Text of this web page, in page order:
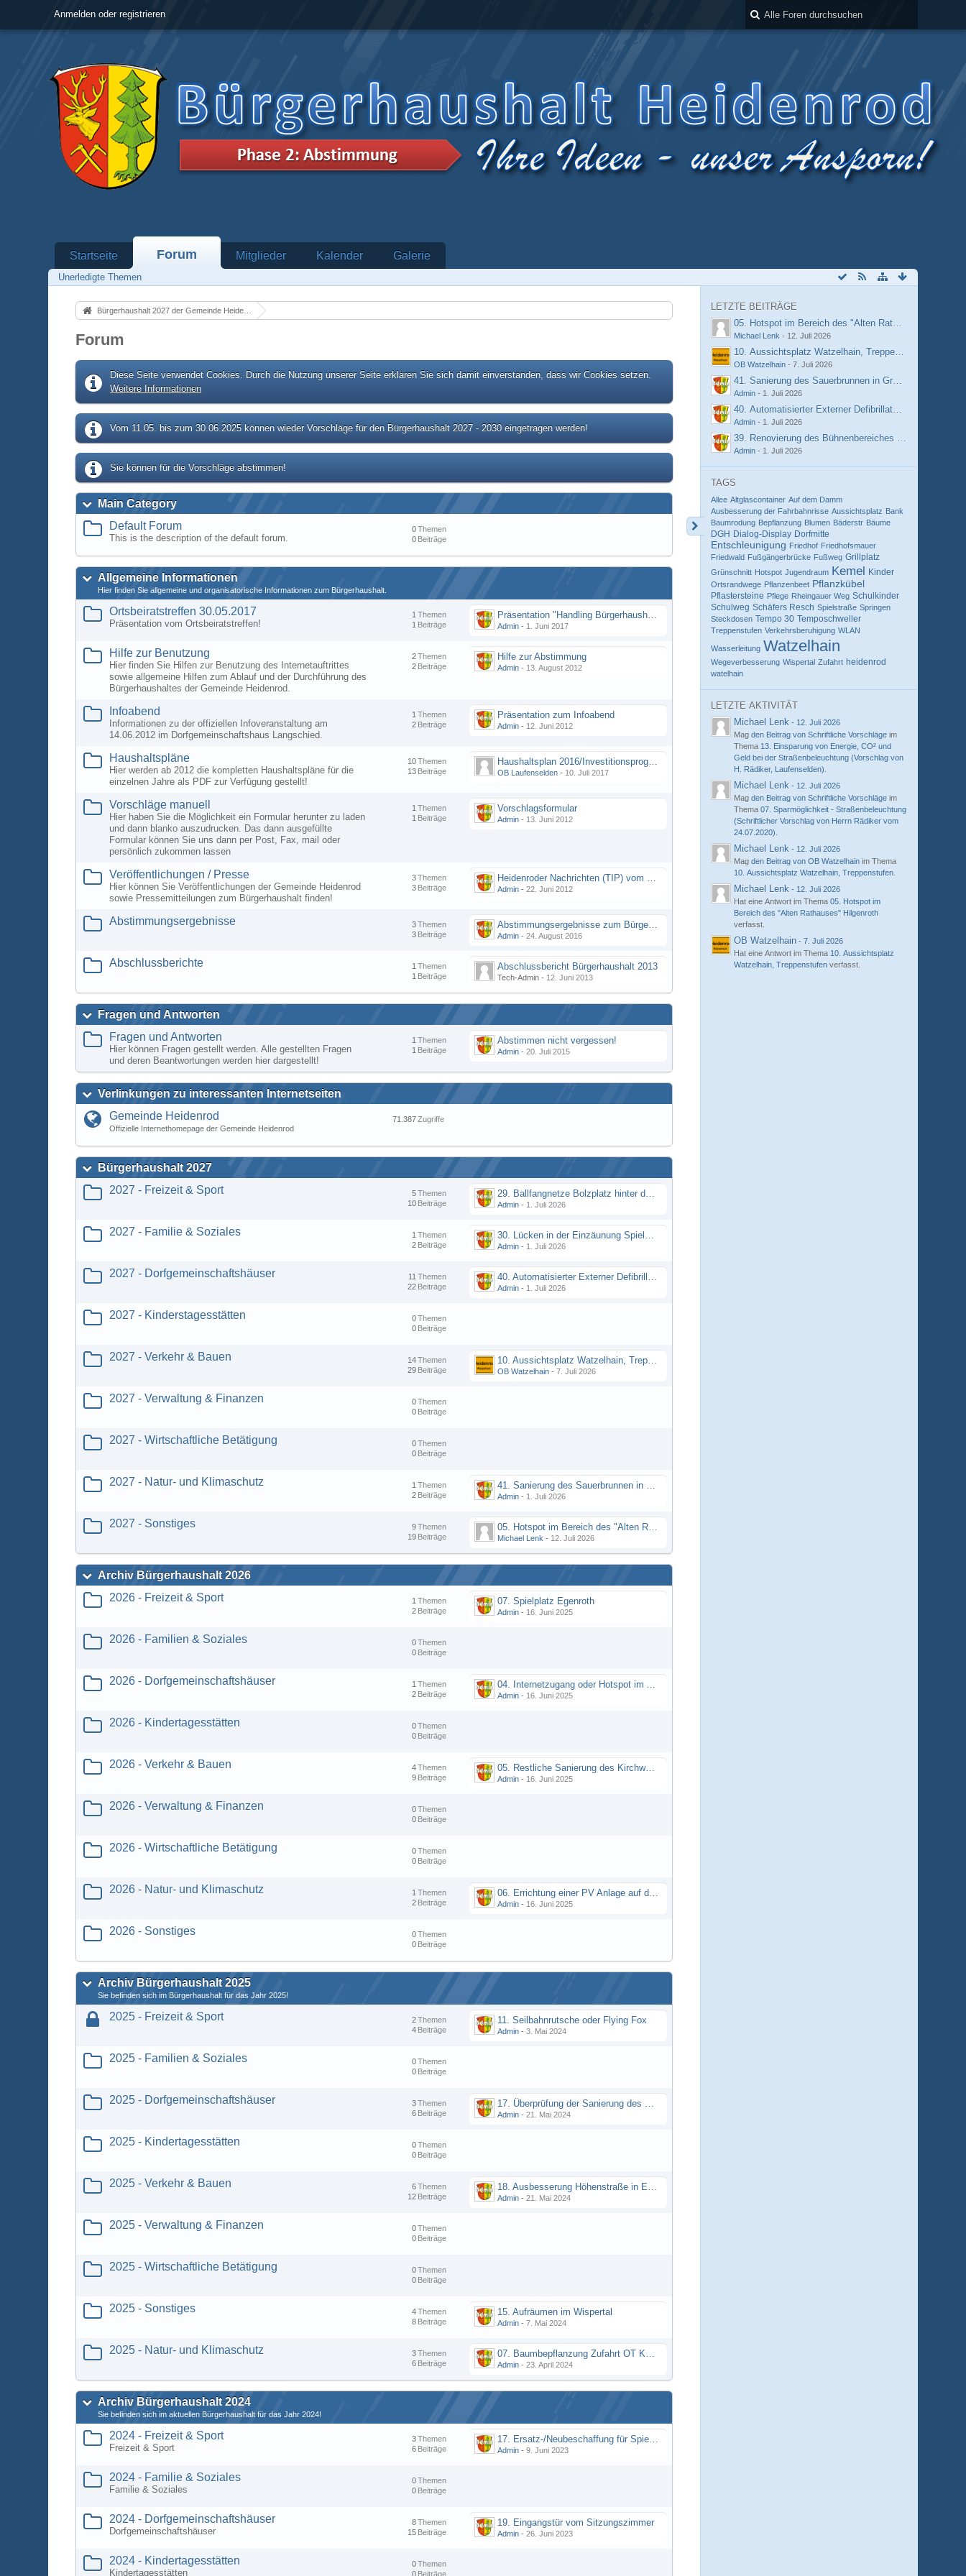
Anmelden oder registrieren
Startseite Forum Mitglieder Kalender Galerie
Unerledigte Themen
Bürgerhaushalt 2027 der Gemeinde Heidenrod
Forum
Diese Seite verwendet Cookies. Durch die Nutzung unserer Seite erklären Sie sich damit einverstanden, dass wir Cookies setzen.
Weitere Informationen
Vom 11.05. bis zum 30.06.2025 können wieder Vorschläge für den Bürgerhaushalt 2027 - 2030 eingetragen werden!
Sie können für die Vorschläge abstimmen!
Main Category
Default Forum
This is the description of the default forum.
Themen
0
Beiträge
0
Allgemeine Informationen
Hier finden Sie allgemeine und organisatorische Informationen zum Bürgerhaushalt.
Ortsbeiratstreffen 30.05.2017
Präsentation vom Ortsbeiratstreffen!
Themen
1
Beiträge
1
Präsentation "Handling Bürgerhaushalt"
Admin - 1. Juni 2017
Hilfe zur Benutzung
Hier finden Sie Hilfen zur Benutzung des Internetauftrittes
sowie allgemeine Hilfen zum Ablauf und der Durchführung des
Bürgerhaushaltes der Gemeinde Heidenrod.
Themen
2
Beiträge
2
Hilfe zur Abstimmung
Admin - 13. August 2012
Infoabend
Informationen zu der offiziellen Infoveranstaltung am
14.06.2012 im Dorfgemeinschaftshaus Langschied.
Themen
1
Beiträge
2
Präsentation zum Infoabend
Admin - 12. Juni 2012
Haushaltspläne
Hier werden ab 2012 die kompletten Haushaltspläne für die
einzelnen Jahre als PDF zur Verfügung gestellt!
Themen
10
Beiträge
13
Haushaltsplan 2016/Investitionsprogramm 2015 bis 2019
OB Laufenselden - 10. Juli 2017
Vorschläge manuell
Hier haben Sie die Möglichkeit ein Formular herunter zu laden
und dann blanko auszudrucken. Das dann ausgefüllte
Formular können Sie uns dann per Post, Fax, mail oder
persönlich zukommen lassen
Themen
1
Beiträge
1
Vorschlagsformular
Admin - 13. Juni 2012
Veröffentlichungen / Presse
Hier können Sie Veröffentlichungen der Gemeinde Heidenrod
sowie Pressemitteilungen zum Bürgerhaushalt finden!
Themen
3
Beiträge
3
Heidenroder Nachrichten (TIP) vom 07.06.2012
Admin -22. Juni 2012
Abstimmungsergebnisse Themen
3
Beiträge
3
Abstimmungsergebnisse zum Bürgerhaushalt 2015
Admin -24. August 2016
Abschlussberichte Themen
1
Beiträge
1
Abschlussbericht Bürgerhaushalt 2013
Tech-Admin - 12. Juni 2013
Fragen und Antworten
Fragen und Antworten
Hier können Fragen gestellt werden. Alle gestellten Fragen
und deren Beantwortungen werden hier dargestellt!
Themen
1
Beiträge
1
Abstimmen nicht vergessen!
Admin -20. Juli 2015
Verlinkungen zu interessanten Internetseiten
Gemeinde Heidenrod
Offizielle Internethomepage der Gemeinde Heidenrod
Zugriffe
71.387
Bürgerhaushalt 2027
2027 - Freizeit & Sport
Themen
5
Beiträge
10
29. Ballfangnetze Bolzplatz hinter der Römerhalle Kemel
Admin - 1. Juli 2026
2027 - Familie & Soziales Themen
1
Beiträge
2
30. Lücken in der Einzäunung Spielplatz Römerhalle schließen
Admin - 1. Juli 2026
2027 - Dorfgemeinschaftshäuser Themen
11
Beiträge
22
40. Automatisierter Externer Defibrillator (AED) an der Eingangstür zum DGH - Grebenroth
Admin - 1. Juli 2026
2027 - Kinderstagesstätten Themen
0
Beiträge
0
2027 - Verkehr & Bauen Themen
14
Beiträge
29
10. Aussichtsplatz Watzelhain, Treppenstufen
OB Watzelhain -7. Juli 2026
2027 - Verwaltung & Finanzen Themen
0
Beiträge
0
2027 - Wirtschaftliche Betätigung Themen
0
Beiträge
0
2027 - Natur- und Klimaschutz Themen
1
Beiträge
2
41. Sanierung des Sauerbrunnen in Grebenroth
Admin - 1. Juli 2026
2027 - Sonstiges Themen
9
Beiträge
19
05. Hotspot im Bereich des "Alten Rathauses" Hilgenroth
Michael Lenk - 12. Juli 2026
Archiv Bürgerhaushalt 2026
2026 - Freizeit & Sport
Themen
1
Beiträge
2
07. Spielplatz Egenroth
Admin - 16. Juni 2025
2026 - Familien & Soziales Themen
0
Beiträge
0
2026 - Dorfgemeinschaftshäuser Themen
1
Beiträge
2
04. Internetzugang oder Hotspot im Alten Rathaus in Hilgenroth
Admin - 16. Juni 2025
2026 - Kindertagesstätten Themen
0
Beiträge
0
2026 - Verkehr & Bauen Themen
4
Beiträge
9
05. Restliche Sanierung des Kirchweges
Admin - 16. Juni 2025
2026 - Verwaltung & Finanzen Themen
0
Beiträge
0
2026 - Wirtschaftliche Betätigung Themen
0
Beiträge
0
2026 - Natur- und Klimaschutz Themen
1
Beiträge
2
06. Errichtung einer PV Anlage auf dem Dach des Dorfgemeinschaftshauses
Admin - 16. Juni 2025
2026 - Sonstiges Themen
0
Beiträge
0
Archiv Bürgerhaushalt 2025
Sie befinden sich im Bürgerhaushalt für das Jahr 2025!
2025 - Freizeit & Sport Themen
2
Beiträge
4
11. Seilbahnrutsche oder Flying Fox
Admin -3. Mai 2024
2025 - Familien & Soziales Themen
0
Beiträge
0
2025 - Dorfgemeinschaftshäuser Themen
3
Beiträge
6
17. Überprüfung der Sanierung des Dorfgemeinschaftshauses in Egenroth
Admin -21. Mai 2024
2025 - Kindertagesstätten Themen
0
Beiträge
0
2025 - Verkehr & Bauen Themen
6
Beiträge
12
18. Ausbesserung Höhenstraße in Egenroth
Admin -21. Mai 2024
2025 - Verwaltung & Finanzen Themen
0
Beiträge
0
2025 - Wirtschaftliche Betätigung Themen
0
Beiträge
0
2025 - Sonstiges Themen
4
Beiträge
8
15. Aufräumen im Wispertal
Admin -7. Mai 2024
2025 - Natur- und Klimaschutz Themen
3
Beiträge
6
07. Baumbepflanzung Zufahrt OT Kemel
Admin -23. April 2024
Archiv Bürgerhaushalt 2024
Sie befinden sich im aktuellen Bürgerhaushalt für das Jahr 2024!
2024 - Freizeit & Sport
Freizeit & Sport
Themen
3
Beiträge
6
17. Ersatz-/Neubeschaffung für Spielgeräte auf dem Spielplatz am DGH
Admin -9. Juni 2023
2024 - Familie & Soziales
Familie & Soziales
Themen
0
Beiträge
0
2024 - Dorfgemeinschaftshäuser
Dorfgemeinschaftshäuser
Themen
8
Beiträge
15
19. Eingangstür vom Sitzungszimmer
Admin -26. Juni 2023
2024 - Kindertagesstätten
Kindertagesstätten
Themen
0
Beiträge
0
LETZTE BEITRÄGE
05. Hotspot im Bereich des "Alten Rathauses"
Michael Lenk - 12. Juli 2026
10. Aussichtsplatz Watzelhain, Treppenstufen
OB Watzelhain -7. Juli 2026
41. Sanierung des Sauerbrunnen in Grebenroth
Admin - 1. Juli 2026
40. Automatisierter Externer Defibrillator (AED) an der
Admin - 1. Juli 2026
39. Renovierung des Bühnenbereiches im DGH -
Admin - 1. Juli 2026
TAGS
Allee Altglascontainer Auf dem Damm
Ausbesserung der Fahrbahnrisse Aussichtsplatz Bank
Baumrodung Bepflanzung Blumen Bäderstr Bäume
DGH Dialog-Display Dorfmitte
Entschleunigung Friedhof Friedhofsmauer
Friedwald Fußgängerbrücke Fußweg Grillplatz
Grünschnitt Hotspot Jugendraum Kemel Kinder
Ortsrandwege Pflanzenbeet Pflanzkübel
Pflastersteine Pflege Rheingauer Weg Schulkinder
Schulweg Schäfers Resch Spielstraße Springen
Steckdosen Tempo 30 Temposchweller
Treppenstufen Verkehrsberuhigung WLAN
Wasserleitung Watzelhain
Wegeverbesserung Wispertal Zufahrt heidenrod
watelhain
LETZTE AKTIVITÄT
Michael Lenk - 12. Juli 2026
Magden Beitrag vonSchriftliche Vorschläge im
Thema 13. Einsparung von Energie, CO² und
Geld bei der Straßenbeleuchtung (Vorschlag von
H. Rädiker, Laufenselden)
Michael Lenk - 12. Juli 2026
Magden Beitrag vonSchriftliche Vorschläge im
Thema07. Sparmöglichkeit - Straßenbeleuchtung
(Schriftlicher Vorschlag von Herrn Rädiker vom
24.07.2020)
Michael Lenk - 12. Juli 2026
Magden Beitrag vonOB Watzelhain im Thema
10. Aussichtsplatz Watzelhain, Treppenstufen
Michael Lenk - 12. Juli 2026
Hat eine Antwort im Thema05. Hotspot im
Bereich des "Alten Rathauses" Hilgenroth
verfasst.
OB Watzelhain -7. Juli 2026
Hat eine Antwort im Thema 10. Aussichtsplatz
Watzelhain, Treppenstufen verfasst.